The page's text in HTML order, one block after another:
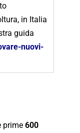
in Italia
guida
nuovi-
prime600